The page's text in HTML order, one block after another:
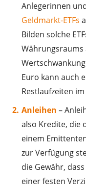
Anlegerinnen
Geldmarkt-ETFs
Bilden solche
Währungsraums
Euro kann auch
Restlaufzeiten
Anleihen –
also Kredite, die
einem
zur Verfügung
die Gewähr,
einer festen